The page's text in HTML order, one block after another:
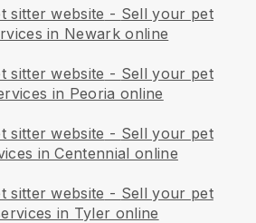
sitter website - Sell your pet
in Newark online
sitter website - Sell your pet
in Peoria online
sitter website - Sell your pet
in Centennial online
sitter website - Sell your pet
in Tyler online